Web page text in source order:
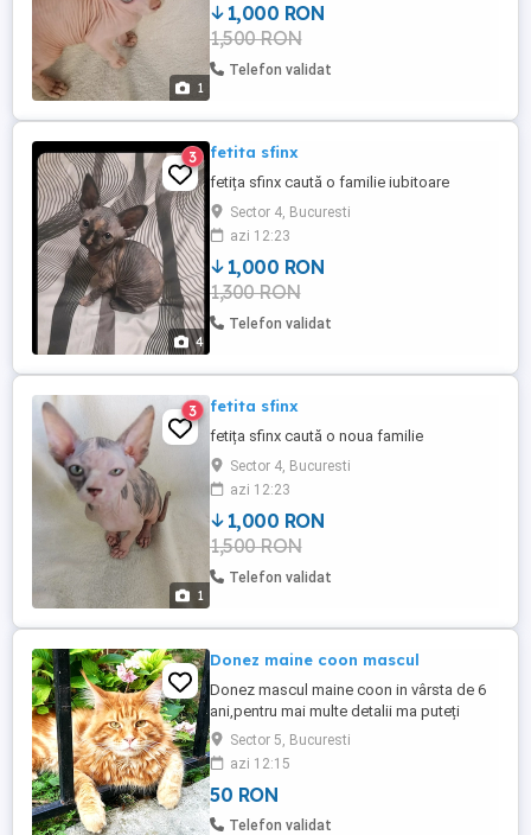
1
1,000 RON
1,500 RON
Telefon validat
4
3 fetita sfinx
fetița sfinx caută o familie iubitoare
Sector 4, Bucuresti
azi 12:23
1,000 RON
1,300 RON
Telefon validat
1
3 fetita sfinx
fetița sfinx caută o noua familie
Sector 4, Bucuresti
azi 12:23
1,000 RON
1,500 RON
Telefon validat
Donez maine coon mascul
Donez mascul maine coon in vârsta de 6
ani,pentru mai multe detalii ma puteți
contacta telefonic.
Sector 5, Bucuresti
azi 12:15
50 RON
Telefon validat